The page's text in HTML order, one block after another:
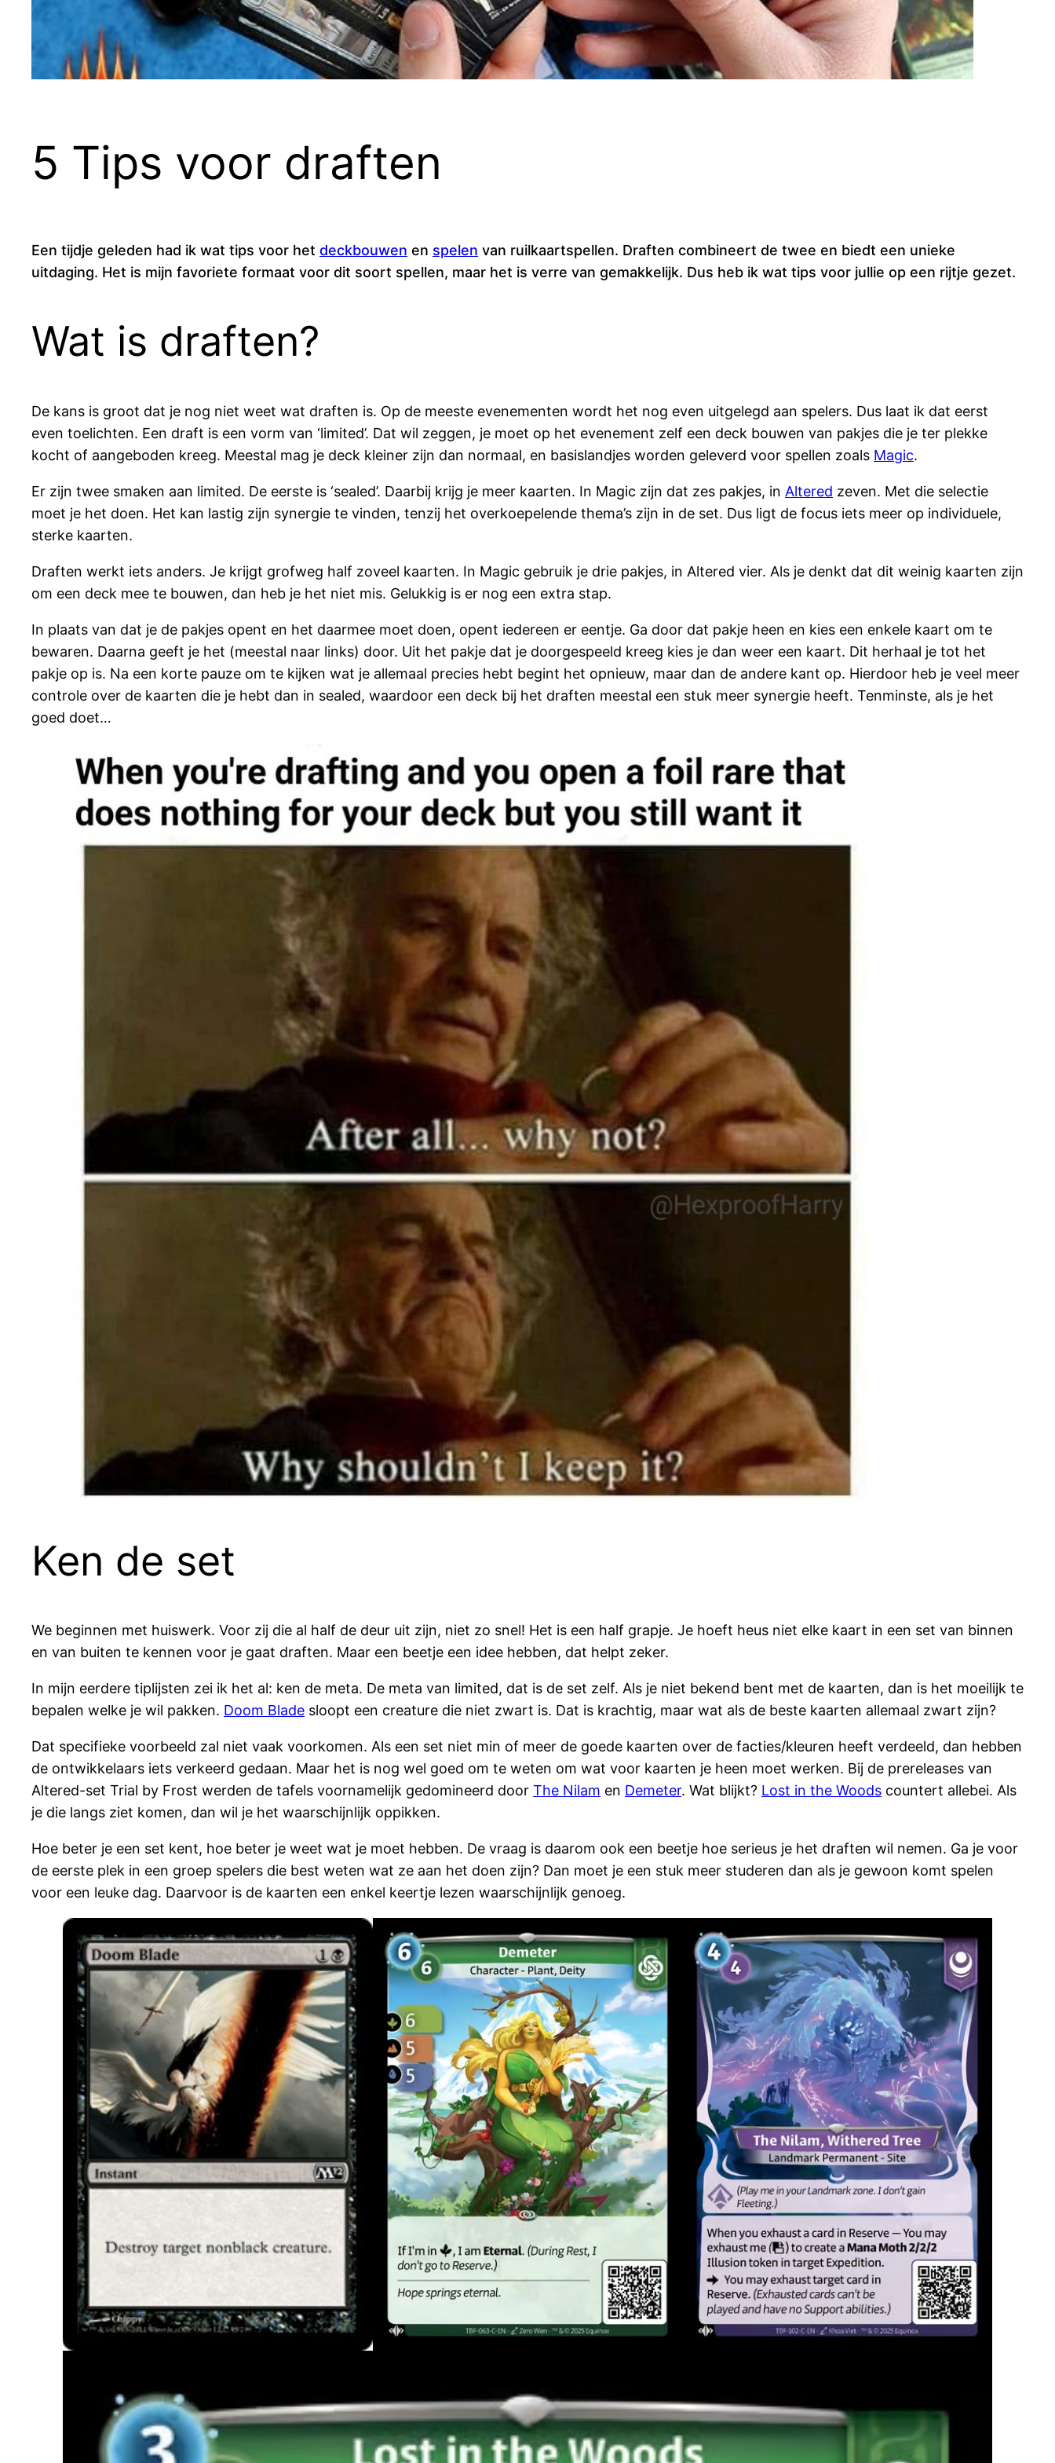
5 Tips voor draften
Een tijdje geleden had ik wat tips voor het deckbouwen en spelen van ruilkaartspellen. Draften combineert de twee en biedt een unieke
uitdaging. Het is mijn favoriete formaat voor dit soort spellen, maar het is verre van gemakkelijk. Dus heb ik wat tips voor jullie op een rijtje gezet.
Wat is draften?
De kans is groot dat je nog niet weet wat draften is. Op de meeste evenementen wordt het nog even uitgelegd aan spelers. Dus laat ik dat eerst
even toelichten. Een draft is een vorm van ‘limited’. Dat wil zeggen, je moet op het evenement zelf een deck bouwen van pakjes die je ter plekke
kocht of aangeboden kreeg. Meestal mag je deck kleiner zijn dan normaal, en basislandjes worden geleverd voor spellen zoals Magic.
Er zijn twee smaken aan limited. De eerste is ‘sealed’. Daarbij krijg je meer kaarten. In Magic zijn dat zes pakjes, in Altered zeven. Met die selectie
moet je het doen. Het kan lastig zijn synergie te vinden, tenzij het overkoepelende thema’s zijn in de set. Dus ligt de focus iets meer op individuele,
sterke kaarten.
Draften werkt iets anders. Je krijgt grofweg half zoveel kaarten. In Magic gebruik je drie pakjes, in Altered vier. Als je denkt dat dit weinig kaarten zijn
om een deck mee te bouwen, dan heb je het niet mis. Gelukkig is er nog een extra stap.
In plaats van dat je de pakjes opent en het daarmee moet doen, opent iedereen er eentje. Ga door dat pakje heen en kies een enkele kaart om te
bewaren. Daarna geeft je het (meestal naar links) door. Uit het pakje dat je doorgespeeld kreeg kies je dan weer een kaart. Dit herhaal je tot het
pakje op is. Na een korte pauze om te kijken wat je allemaal precies hebt begint het opnieuw, maar dan de andere kant op. Hierdoor heb je veel meer
controle over de kaarten die je hebt dan in sealed, waardoor een deck bij het draften meestal een stuk meer synergie heeft. Tenminste, als je het
goed doet…
Ken de set
We beginnen met huiswerk. Voor zij die al half de deur uit zijn, niet zo snel! Het is een half grapje. Je hoeft heus niet elke kaart in een set van binnen
en van buiten te kennen voor je gaat draften. Maar een beetje een idee hebben, dat helpt zeker.
In mijn eerdere tiplijsten zei ik het al: ken de meta. De meta van limited, dat is de set zelf. Als je niet bekend bent met de kaarten, dan is het moeilijk te
bepalen welke je wil pakken. Doom Blade sloopt een creature die niet zwart is. Dat is krachtig, maar wat als de beste kaarten allemaal zwart zijn?
Dat specifieke voorbeeld zal niet vaak voorkomen. Als een set niet min of meer de goede kaarten over de facties/kleuren heeft verdeeld, dan hebben
de ontwikkelaars iets verkeerd gedaan. Maar het is nog wel goed om te weten om wat voor kaarten je heen moet werken. Bij de prereleases van
Altered-set Trial by Frost werden de tafels voornamelijk gedomineerd door The Nilam en Demeter. Wat blijkt? Lost in the Woods countert allebei. Als
je die langs ziet komen, dan wil je het waarschijnlijk oppikken.
Hoe beter je een set kent, hoe beter je weet wat je moet hebben. De vraag is daarom ook een beetje hoe serieus je het draften wil nemen. Ga je voor
de eerste plek in een groep spelers die best weten wat ze aan het doen zijn? Dan moet je een stuk meer studeren dan als je gewoon komt spelen
voor een leuke dag. Daarvoor is de kaarten een enkel keertje lezen waarschijnlijk genoeg.